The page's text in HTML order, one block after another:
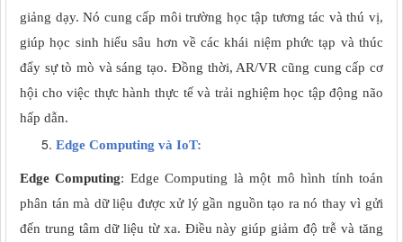
giảng dạy. Nó cung cấp môi trường học tập tương tác và thú vị,
giúp học sinh hiểu sâu hơn về các khái niệm phức tạp và thúc
đẩy sự tò mò và sáng tạo. Đồng thời, AR/VR cũng cung cấp cơ
hội cho việc thực hành thực tế và trải nghiệm học tập động não
hấp dẫn.
Edge Computing và IoT:
Edge Computing: Edge Computing là một mô hình tính toán
phân tán mà dữ liệu được xử lý gần nguồn tạo ra nó thay vì gửi
đến trung tâm dữ liệu từ xa. Điều này giúp giảm độ trễ và tăng